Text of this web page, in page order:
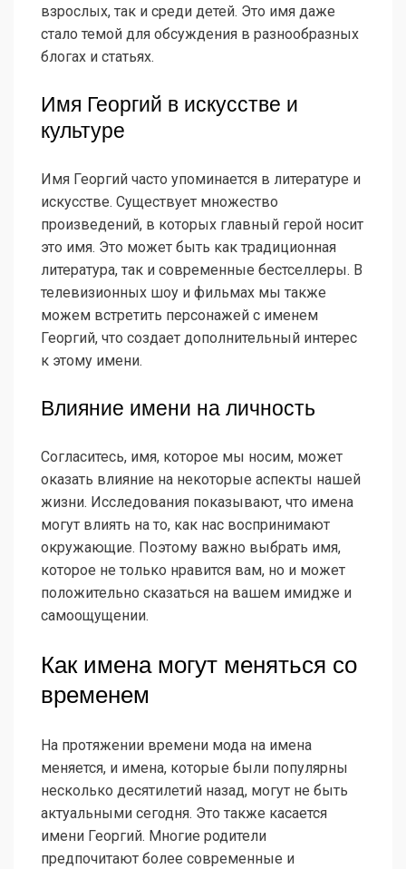
взрослых, так и среди детей. Это имя даже
стало темой для обсуждения в разнообразных
блогах и статьях.
Имя Георгий в искусстве и
культуре
Имя Георгий часто упоминается в литературе и
искусстве. Существует множество
произведений, в которых главный герой носит
это имя. Это может быть как традиционная
литература, так и современные бестселлеры. В
телевизионных шоу и фильмах мы также
можем встретить персонажей с именем
Георгий, что создает дополнительный интерес
к этому имени.
Влияние имени на личность
Согласитесь, имя, которое мы носим, может
оказать влияние на некоторые аспекты нашей
жизни. Исследования показывают, что имена
могут влиять на то, как нас воспринимают
окружающие. Поэтому важно выбрать имя,
которое не только нравится вам, но и может
положительно сказаться на вашем имидже и
самоощущении.
Как имена могут меняться со
временем
На протяжении времени мода на имена
меняется, и имена, которые были популярны
несколько десятилетий назад, могут не быть
актуальными сегодня. Это также касается
имени Георгий. Многие родители
предпочитают более современные и